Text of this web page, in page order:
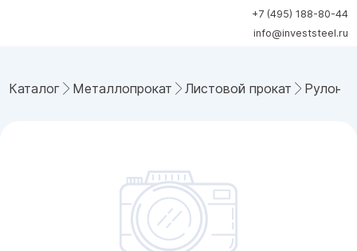
+7 (495) 188-80-44
info@investsteel.ru
Каталог Металлопрокат Листовой прокат